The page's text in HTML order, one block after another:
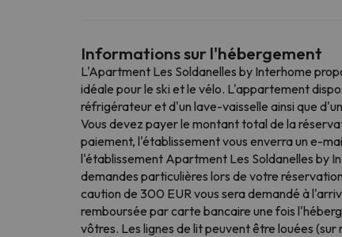
Informations sur l'hébergement
L'Apartment Les Soldanelles by Interhome
idéale pour le ski et le vélo. L'appartement
réfrigérateur et d'un lave-vaisselle ainsi que
Vous devez payer le montant total de la
paiement, l'établissement vous enverra un e-
l'établissement Apartment Les Soldanelles by
demandes particulières lors de votre
caution de 300 EUR vous sera demandé à
remboursée par carte bancaire une fois
vôtres. Les lignes de lit peuvent être louées